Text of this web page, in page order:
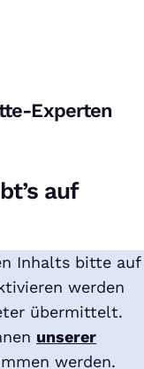
Experten
auf
Inhalts bitte auf
werden
übermittelt.
unserer
werden.